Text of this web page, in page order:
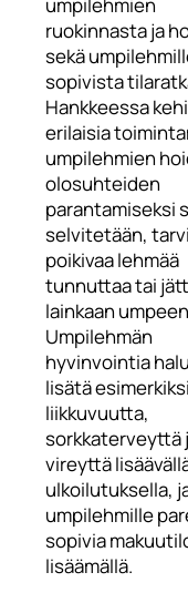
ruokinnasta ja
sekä
sopivista
Hankkeessa
erilaisia
umpilehmien
olosuhteiden
parantamiseksi
selvitetään,
poikivaa lehmää
tunnuttaa tai
lainkaan
Umpilehmän
hyvinvointia
lisätä
liikkuvuutta,
sorkkaterveyttä
vireyttä
ulkoilutuksella,
umpilehmille
sopivia
lisäämällä.